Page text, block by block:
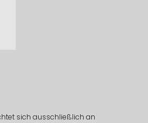
sich ausschließlich an